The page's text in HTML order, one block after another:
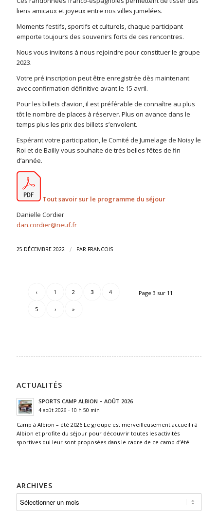
liens amicaux et joyeux entre nos villes jumelées.
Moments festifs, sportifs et culturels, chaque participant
emporte toujours des souvenirs forts de ces rencontres.
Nous vous invitons à nous rejoindre pour constituer le groupe
2023.
Votre pré inscription peut être enregistrée dès maintenant
avec confirmation définitive avant le 15 avril.
Pour les billets d’avion, il est préférable de connaître au plus
tôt le nombre de places à réserver. Plus on avance dans le
temps plus les prix des billets s’envolent.
Espérant votre participation, le Comité de Jumelage de Noisy le
Roi et de Bailly vous souhaite de très belles fêtes de fin
d’année.
Tout savoir sur le programme du séjour
Danielle Cordier
dan.cordier@neuf.fr
25 DÉCEMBRE 2022 / PAR FRANCOIS
Page 3 sur 11
‹ 1 2 3 4
5 › »
ACTUALITÉS
SPORTS CAMP ALBION – AOÛT 2026
4 août 2026 - 10 h 50 min
Camp à Albion – été 2026 Le groupe est merveilleusement accueilli à
Albion et profite du séjour pour découvrir toutes les activités
sportives qui leur sont proposées dans le cadre de ce camp d’été
ARCHIVES